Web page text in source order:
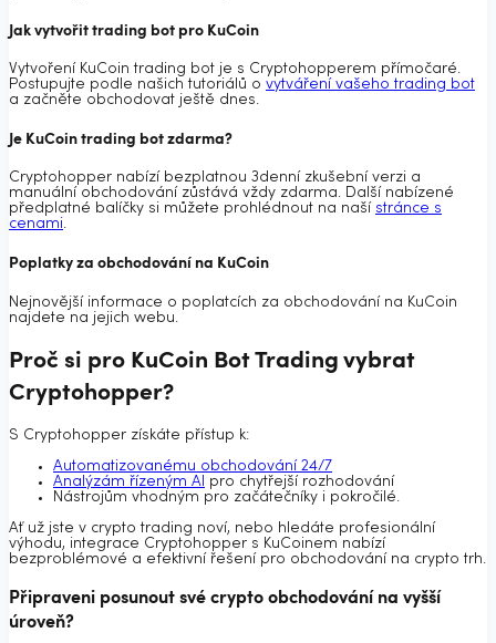
Jak vytvořit trading bot pro KuCoin
Vytvoření KuCoin trading bot je s Cryptohopperem přímočaré.
Postupujte podle našich tutoriálů o vytváření vašeho trading bot
a začněte obchodovat ještě dnes.
Je KuCoin trading bot zdarma?
Cryptohopper nabízí bezplatnou 3denní zkušební verzi a
manuální obchodování zůstává vždy zdarma. Další nabízené
předplatné balíčky si můžete prohlédnout na naší stránce s
cenami.
Poplatky za obchodování na KuCoin
Nejnovější informace o poplatcích za obchodování na KuCoin
najdete na jejich webu.
Proč si pro KuCoin Bot Trading vybrat
Cryptohopper?
S Cryptohopper získáte přístup k:
Automatizovanému obchodování 24/7
Analýzám řízeným AI
pro chytřejší rozhodování
Nástrojům vhodným pro začátečníky i pokročilé.
Ať už jste v crypto trading noví, nebo hledáte profesionální
výhodu, integrace Cryptohopper s KuCoinem nabízí
bezproblémové a efektivní řešení pro obchodování na crypto trh.
Připraveni posunout své crypto obchodování na vyšší
úroveň?